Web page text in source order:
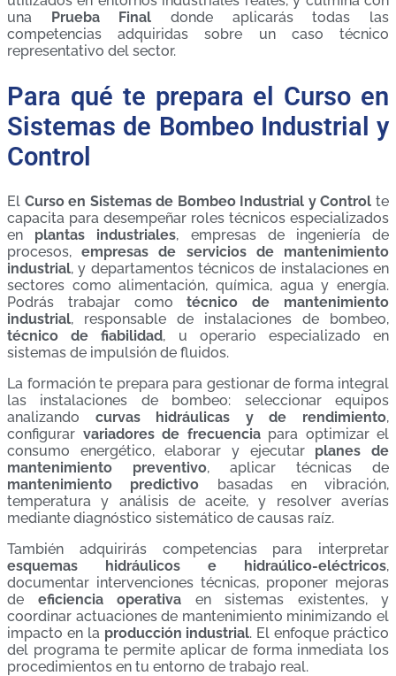
una
Prueba Final donde aplicarás todas las
competencias adquiridas sobre un caso técnico
representativo del sector.
Para qué te prepara el Curso en
Sistemas de Bombeo Industrial y
Control
El Curso en Sistemas de Bombeo Industrial y Control te
capacita para desempeñar roles técnicos especializados
en plantas industriales, empresas de ingeniería de
procesos,empresas de servicios de mantenimiento
industrial, y departamentos técnicos de instalaciones en
sectores como alimentación, química, agua y energía.
Podrás trabajar comotécnico de mantenimiento
industrial, responsable de instalaciones de bombeo,
técnico de fiabilidad, u operario especializado en
sistemas de impulsión de fluidos.
La formación te prepara para gestionar de forma integral
las instalaciones de bombeo: seleccionar equipos
analizando curvas hidráulicas y de rendimiento,
configurar variadores de frecuenciapara optimizar el
consumo energético, elaborar y ejecutar planes de
mantenimiento preventivo, aplicar técnicas de
mantenimiento predictivo basadas en vibración,
temperatura y análisis de aceite, y resolver averías
mediante diagnóstico sistemático de causas raíz.
También adquirirás competencias para interpretar
esquemas hidráulicos e hidraúlico-eléctricos,
documentar intervenciones técnicas, proponer mejoras
de eficiencia operativa en sistemas existentes, y
coordinar actuaciones de mantenimiento minimizando el
impacto en la producción industrial. El enfoque práctico
del programa te permite aplicar de forma inmediata los
procedimientos en tu entorno de trabajo real.